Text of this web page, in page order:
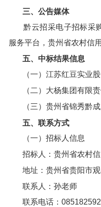
三、公告媒体
黔云招采电子招标采
服务平台，贵州省农村信
五、中标结果信息
（一）江苏红豆实业
（二）大杨集团有限
（三）贵州省锦秀黔
五、联系方式
（一）招标人信息
招标人：贵州省农村
地址：贵州省贵阳市
联系人：孙老师
联系电话：